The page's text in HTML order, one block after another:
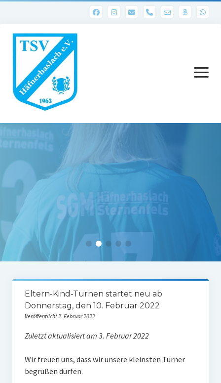
phone
Menü
öffnen
1. Mannschaft
Ergebnisse 1. Mannschaft
Tabelle 1.Mannschaft
Spielerstatistik 1. Mannschaft
Spielplan Kreisliga A3
Ergebnisse Damen
Kinderfussball
Eltern-Kind-Turnen startet neu ab
Donnerstag, den 10. Februar 2022
Veröffentlicht 2. Februar 2022
Zuletzt aktualisiert am 3. Februar 2022
Wir freuen uns, dass wir unsere kleinsten Turner
begrüßen dürfen.